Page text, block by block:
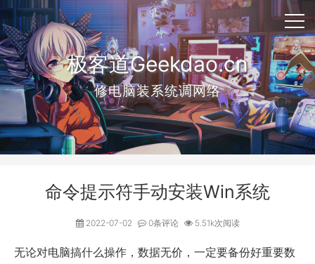
极客道Geekdao.cn
修电脑装系统调网络
命令提示符手动安装Win系统
2022-07-02 0条评论 5.51k次阅读
无论对电脑搞什么操作，数据无价，一定要备份好重要数